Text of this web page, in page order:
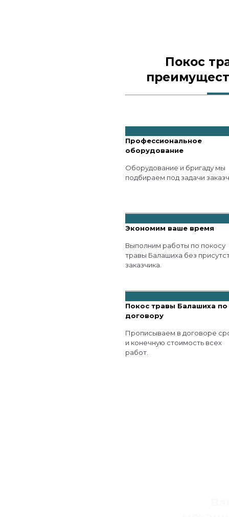
Покос
Профессиональное
оборудование
Оборудование и бригаду мы
подбираем под задачи
Экономим ваше время
Выполним работы по покосу
травы Балашиха без
заказчика.
Покос травы Балашиха по
договору
Прописываем в договоре
и конечную стоимость всех
работ.